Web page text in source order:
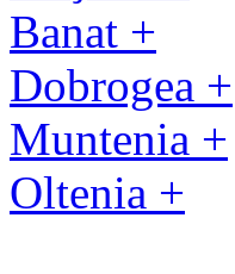
Banat +
Dobrogea +
Muntenia +
Oltenia +